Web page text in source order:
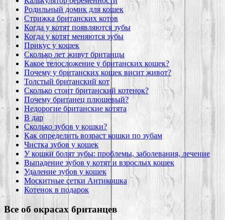
Родильный домик для кошек
Стрижка британских котов
Когда у котят появляются зубы
Когда у котят меняются зубы
Прикус у кошек
Сколько лет живут британцы
Какое телосложение у британских кошек?
Почему у британских кошек висит живот?
Толстый британский кот
Сколько стоит британский котенок?
Почему британец плюшевый?
Недорогие британские котята
В дар
Сколько зубов у кошки?
Как определить возраст кошки по зубам
Чистка зубов у кошек
У кошки болят зубы: проблемы, заболевания, лечение
Выпадение зубов у котят и взрослых кошек
Удаление зубов у кошек
Москитные сетки Антикошка
Котенок в подарок
Все об окрасах британцев